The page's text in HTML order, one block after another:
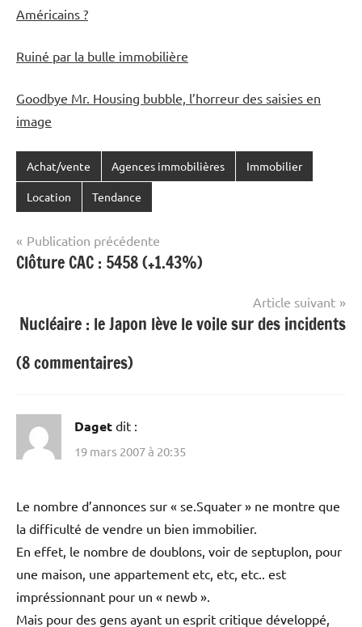
Américains ?
Ruiné par la bulle immobilière
Goodbye Mr. Housing bubble, l’horreur des saisies en
image
Achat/vente Agences immobilières Immobilier
Location Tendance
Navigation
de
Publication précédente
Clôture CAC : 5458 (+1.43%)
Article suivant
Nucléaire : le Japon lève le voile sur des incidents
(8 commentaires)
Daget dit :
19 mars 2007 à 20:35
Le nombre d’annonces sur « se.Squater » ne montre que
la difficulté de vendre un bien immobilier.
En effet, le nombre de doublons, voir de septuplon, pour
une maison, une appartement etc, etc, etc.. est
impréssionnant pour un « newb ».
Mais pour des gens ayant un esprit critique développé,